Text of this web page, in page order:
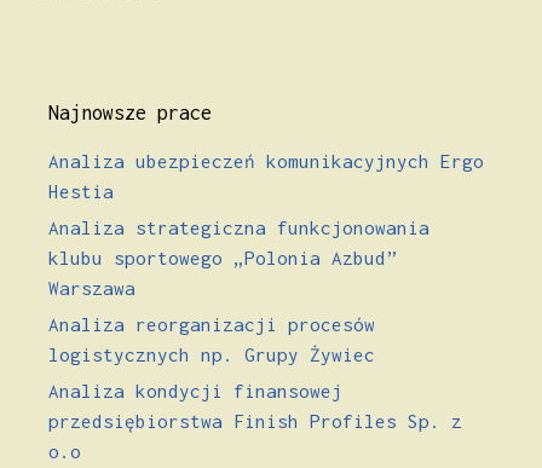
Najnowsze prace
Analiza ubezpieczeń komunikacyjnych Ergo
Hestia
Analiza strategiczna funkcjonowania
klubu sportowego „Polonia Azbud”
Warszawa
Analiza reorganizacji procesów
logistycznych np. Grupy Żywiec
Analiza kondycji finansowej
przedsiębiorstwa Finish Profiles Sp. z
o.o